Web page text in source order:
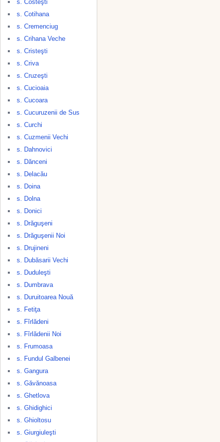
s. Costeşti
s. Cotihana
s. Cremenciug
s. Crihana Veche
s. Cristeşti
s. Criva
s. Cruzeşti
s. Cucioaia
s. Cucoara
s. Cucuruzenii de Sus
s. Curchi
s. Cuzmenii Vechi
s. Dahnovici
s. Dănceni
s. Delacău
s. Doina
s. Dolna
s. Donici
s. Drăguşeni
s. Drăguşenii Noi
s. Drujineni
s. Dubăsarii Vechi
s. Duduleşti
s. Dumbrava
s. Duruitoarea Nouă
s. Fetiţa
s. Fîrlădeni
s. Fîrlădenii Noi
s. Frumoasa
s. Fundul Galbenei
s. Gangura
s. Găvănoasa
s. Ghetlova
s. Ghidighici
s. Ghioltosu
s. Giurgiuleşti